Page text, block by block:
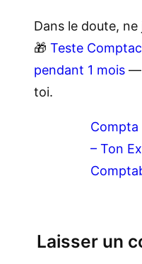
Dans le doute, ne
🎁 Teste
pendant 1 mois —
toi.
Compta
– Ton
Laisser un